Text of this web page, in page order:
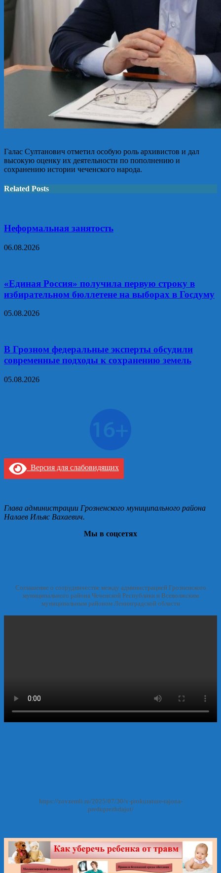
Галас Султанович отметил особую роль архивистов и дал
высокую оценку их деятельности по пополнению и
сохранению истории чеченского народа.
Related Posts
Неформальная занятость
06.08.2026
«Единая Россия» получила первую строку в
избирательном бюллетене на выборах в Госдуму
05.08.2026
В Грозном федеральные эксперты обсудили
современные подходы к сохранению земель
05.08.2026
Версия для слабовидящих
Глава администрации Грозненского муниципального района
Налаев Ильяс Вахаевич.
Мы в соцсетях
Соглашение о сотрудничестве между администрацией Грозненского
муниципального района Чеченской Республики и Всеволжским
муниципальным районом Ленинградской области
https://zovzemli.ru/2025/07/30/v-prokurature-rajona-
preduprezhdajut/